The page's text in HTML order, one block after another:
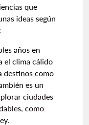
que
ideas según
años en
el clima cálido
destinos como
es un
ciudades
como